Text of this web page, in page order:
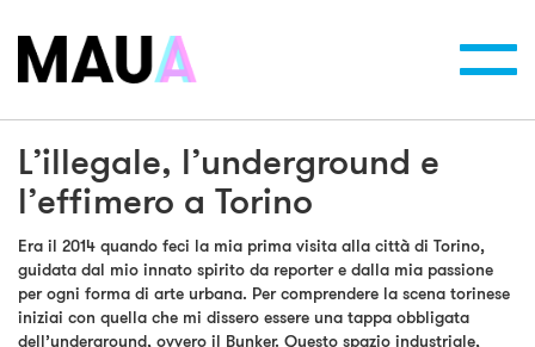
Toggle
L’illegale, l’underground e
l’effimero a Torino
Era il 2014 quando feci la mia prima visita alla città di Torino,
guidata dal mio innato spirito da reporter e dalla mia passione
per ogni forma di arte urbana. Per comprendere la scena torinese
iniziai con quella che mi dissero essere una tappa obbligata
dell’underground, ovvero il Bunker. Questo spazio industriale,